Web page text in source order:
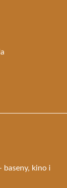
baseny, kino i